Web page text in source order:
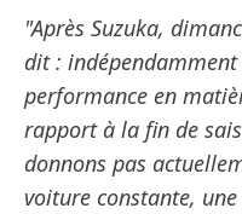
"Après Suzuka,
dit :
performance en
rapport à la fin de
donnons pas
voiture constante,